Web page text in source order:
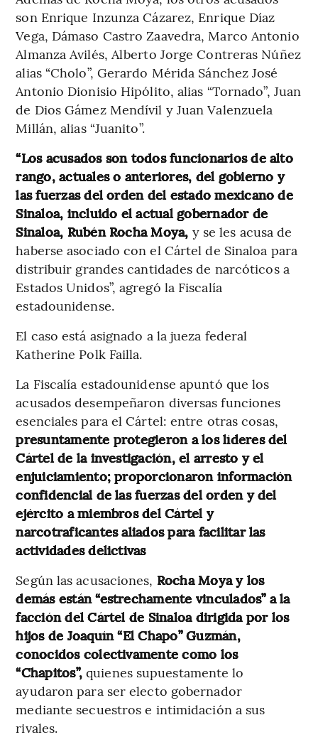
son Enrique Inzunza Cázarez, Enrique Díaz
Vega, Dámaso Castro Zaavedra, Marco Antonio
Almanza Avilés, Alberto Jorge Contreras Núñez
alias “Cholo”, Gerardo Mérida Sánchez José
Antonio Dionisio Hipólito, alias “Tornado”, Juan
de Dios Gámez Mendívil y Juan Valenzuela
Millán, alias “Juanito”.
“Los acusados ​​son todos funcionarios de alto
rango, actuales o anteriores, del gobierno y
las fuerzas del orden del estado mexicano de
Sinaloa, incluido el actual gobernador de
Sinaloa, Rubén Rocha Moya, y se les acusa de
haberse asociado con el Cártel de Sinaloa para
distribuir grandes cantidades de narcóticos a
Estados Unidos”, agregó la Fiscalía
estadounidense.
El caso está asignado a la jueza federal
Katherine Polk Failla.
La Fiscalía estadounidense apuntó que los
acusados ​​desempeñaron diversas funciones
esenciales para el Cártel: entre otras cosas,
presuntamente protegieron a los líderes del
Cártel de la investigación, el arresto y el
enjuiciamiento; proporcionaron información
confidencial de las fuerzas del orden y del
ejército a miembros del Cártel y
narcotraficantes aliados para facilitar las
actividades delictivas
Según las acusaciones, Rocha Moya y los
demás están “estrechamente vinculados” a la
facción del Cártel de Sinaloa dirigida por los
hijos de Joaquín “El Chapo” Guzmán,
conocidos colectivamente como los
“Chapitos”, quienes supuestamente lo
ayudaron para ser electo gobernador
mediante secuestros e intimidación a sus
rivales.